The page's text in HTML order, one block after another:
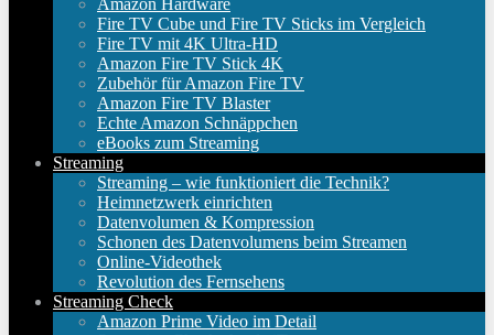
Amazon Hardware
Fire TV Cube und Fire TV Sticks im Vergleich
Fire TV mit 4K Ultra-HD
Amazon Fire TV Stick 4K
Zubehör für Amazon Fire TV
Amazon Fire TV Blaster
Echte Amazon Schnäppchen
eBooks zum Streaming
Streaming
Streaming – wie funktioniert die Technik?
Heimnetzwerk einrichten
Datenvolumen & Kompression
Schonen des Datenvolumens beim Streamen
Online-Videothek
Revolution des Fernsehens
Streaming Check
Amazon Prime Video im Detail